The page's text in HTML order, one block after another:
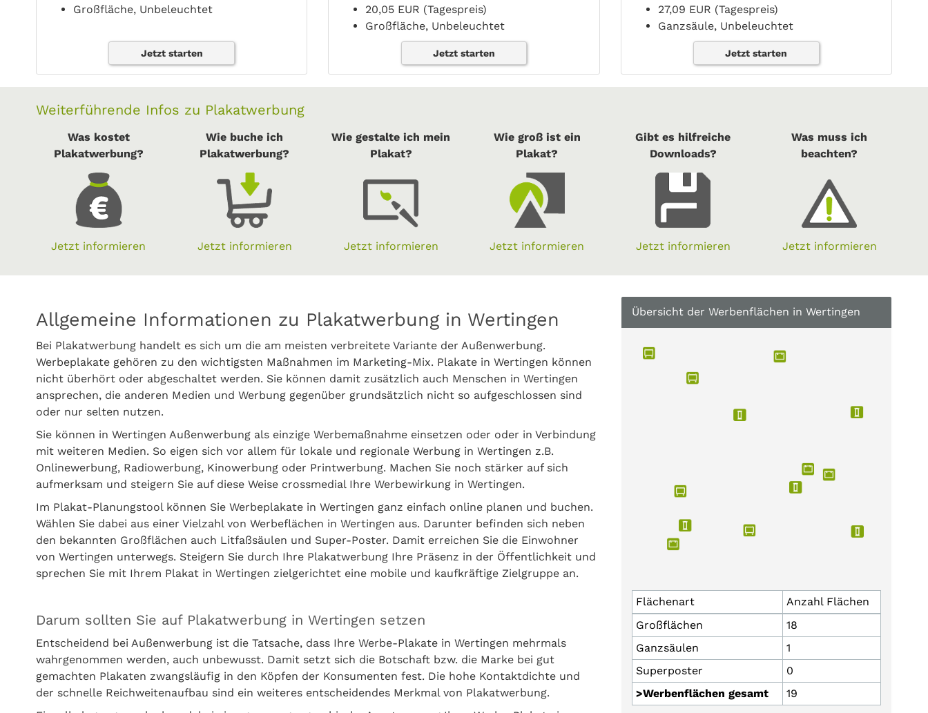
Großfläche, Unbeleuchtet
Jetzt starten
20,05 EUR (Tagespreis)
Großfläche, Unbeleuchtet
Jetzt starten
27,09 EUR (Tagespreis)
Ganzsäule, Unbeleuchtet
Jetzt starten
Weiterführende Infos zu Plakatwerbung
Was kostet
Plakatwerbung?
Jetzt informieren
Wie buche ich
Plakatwerbung?
Jetzt informieren
Wie gestalte ich mein
Plakat?
Jetzt informieren
Wie groß ist ein
Plakat?
Jetzt informieren
Gibt es hilfreiche
Downloads?
Jetzt informieren
Was muss ich
beachten?
Jetzt informieren
Allgemeine Informationen zu Plakatwerbung in Wertingen
Bei Plakatwerbung handelt es sich um die am meisten verbreitete Variante der Außenwerbung.
Werbeplakate gehören zu den wichtigsten Maßnahmen im Marketing-Mix. Plakate in Wertingen können
nicht überhört oder abgeschaltet werden. Sie können damit zusätzlich auch Menschen in Wertingen
ansprechen, die anderen Medien und Werbung gegenüber grundsätzlich nicht so aufgeschlossen sind
oder nur selten nutzen.
Sie können in Wertingen Außenwerbung als einzige Werbemaßnahme einsetzen oder oder in Verbindung
mit weiteren Medien. So eigen sich vor allem für lokale und regionale Werbung in Wertingen z.B.
Onlinewerbung, Radiowerbung, Kinowerbung oder Printwerbung. Machen Sie noch stärker auf sich
aufmerksam und steigern Sie auf diese Weise crossmedial Ihre Werbewirkung in Wertingen.
Im Plakat-Planungstool können Sie Werbeplakate in Wertingen ganz einfach online planen und buchen.
Wählen Sie dabei aus einer Vielzahl von Werbeflächen in Wertingen aus. Darunter befinden sich neben
den bekannten Großflächen auch Litfaßsäulen und Super-Poster. Damit erreichen Sie die Einwohner
von Wertingen unterwegs. Steigern Sie durch Ihre Plakatwerbung Ihre Präsenz in der Öffentlichkeit und
sprechen Sie mit Ihrem Plakat in Wertingen zielgerichtet eine mobile und kaufkräftige Zielgruppe an.
Darum sollten Sie auf Plakatwerbung in Wertingen setzen
Entscheidend bei Außenwerbung ist die Tatsache, dass Ihre Werbe-Plakate in Wertingen mehrmals
wahrgenommen werden, auch unbewusst. Damit setzt sich die Botschaft bzw. die Marke bei gut
gemachten Plakaten zwangsläufig in den Köpfen der Konsumenten fest. Die hohe Kontaktdichte und
der schnelle Reichweitenaufbau sind ein weiteres entscheidendes Merkmal von Plakatwerbung.
Übersicht der Werbenflächen in Wertingen
Flächenart
Anzahl Flächen
Großflächen
18
Ganzsäulen
1
Superposter
0
>Werbenflächen gesamt
19